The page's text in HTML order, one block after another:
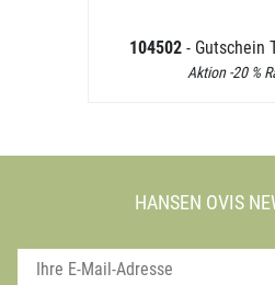
104502 - Gutschein
Aktion -20 %
HANSEN OVIS